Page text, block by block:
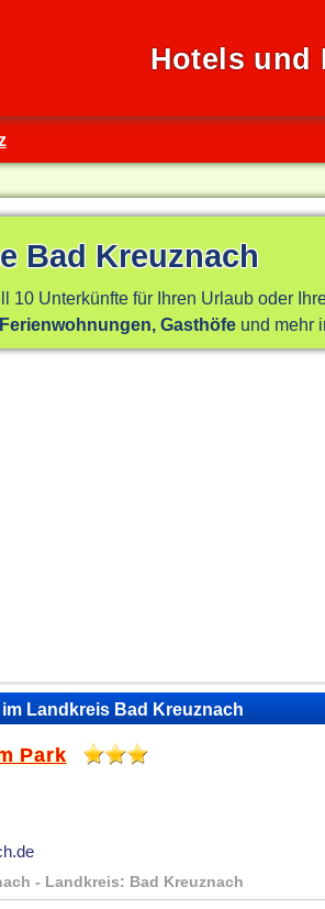
Hotels und
Bad Kreuznach
10 Unterkünfte für Ihren Urlaub oder
Gasthöfe und mehr
Landkreis Bad Kreuznach
Park
- Landkreis: Bad Kreuznach